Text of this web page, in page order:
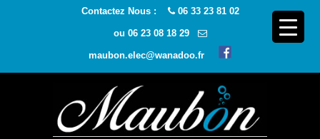
Contactez Nous : 06 33 23 81 02
ou 06 23 08 18 29
maubon.elec@wanadoo.fr